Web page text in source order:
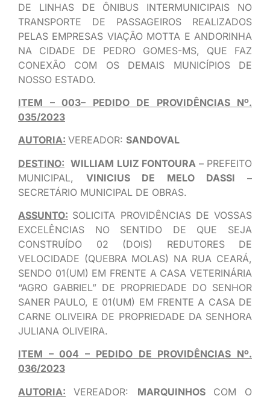
DE LINHAS DE ÔNIBUS INTERMUNICIPAIS NO
TRANSPORTE DE PASSAGEIROS REALIZADOS
PELAS EMPRESAS VIAÇÃO MOTTA E ANDORINHA
NA CIDADE DE PEDRO GOMES-MS, QUE FAZ
CONEXÃO COM OS DEMAIS MUNICÍPIOS DE
NOSSO ESTADO.
ITEM – 003– PEDIDO DE PROVIDÊNCIAS Nº.
035/2023
AUTORIA: VEREADOR: SANDOVAL
DESTINO: WILLIAM LUIZ FONTOURA – PREFEITO
MUNICIPAL, VINICIUS DE MELO DASSI –
SECRETÁRIO MUNICIPAL DE OBRAS.
ASSUNTO: SOLICITA PROVIDÊNCIAS DE VOSSAS
EXCELÊNCIAS NO SENTIDO DE QUE SEJA
CONSTRUÍDO 02 (DOIS) REDUTORES DE
VELOCIDADE (QUEBRA MOLAS) NA RUA CEARÁ,
SENDO 01(UM) EM FRENTE A CASA VETERINÁRIA
“AGRO GABRIEL” DE PROPRIEDADE DO SENHOR
SANER PAULO, E 01(UM) EM FRENTE A CASA DE
CARNE OLIVEIRA DE PROPRIEDADE DA SENHORA
JULIANA OLIVEIRA.
ITEM – 004 – PEDIDO DE PROVIDÊNCIAS Nº.
036/2023
AUTORIA:
VEREADOR: MARQUINHOS COM O